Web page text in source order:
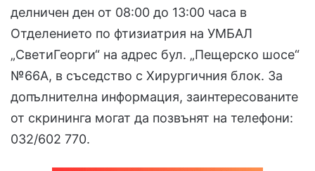
делничен ден от 08:00 до 13:00 часа в
Отделението по фтизиатрия на УМБАЛ
„СветиГеорги“ на адрес бул. „Пещерско шосе“
№66А, в съседство с Хирургичния блок. За
допълнителна информация, заинтересованите
от скрининга могат да позвънят на телефони:
032/602 770.